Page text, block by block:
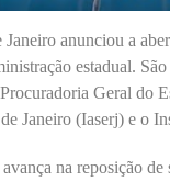
anunciou a
estadual.
Geral do
Janeiro (Iaserj) e o
na reposição